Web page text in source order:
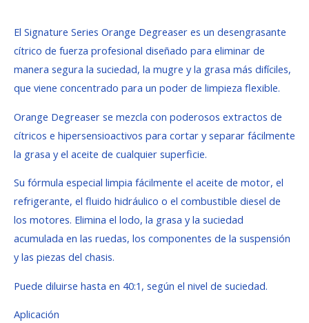
El Signature Series Orange Degreaser es un desengrasante
cítrico de fuerza profesional diseñado para eliminar de
manera segura la suciedad, la mugre y la grasa más difíciles,
que viene concentrado para un poder de limpieza flexible.
Orange Degreaser se mezcla con poderosos extractos de
cítricos e hipersensioactivos para cortar y separar fácilmente
la grasa y el aceite de cualquier superficie.
Su fórmula especial limpia fácilmente el aceite de motor, el
refrigerante, el fluido hidráulico o el combustible diesel de
los motores. Elimina el lodo, la grasa y la suciedad
acumulada en las ruedas, los componentes de la suspensión
y las piezas del chasis.
Puede diluirse hasta en 40:1, según el nivel de suciedad.
Aplicación